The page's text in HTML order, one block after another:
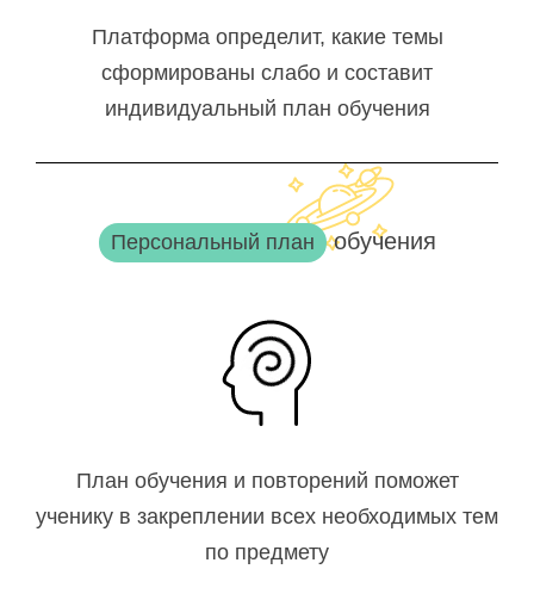
Платформа определит, какие темы
сформированы слабо и составит
индивидуальный план обучения
Персональный план обучения
План обучения и повторений поможет
ученику в закреплении всех необходимых тем
по предмету